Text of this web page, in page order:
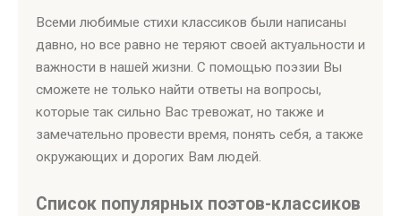
Всеми любимые стихи классиков были написаны
давно, но все равно не теряют своей актуальности и
важности в нашей жизни. С помощью поэзии Вы
сможете не только найти ответы на вопросы,
которые так сильно Вас тревожат, но также и
замечательно провести время, понять себя, а также
окружающих и дорогих Вам людей.
Список популярных поэтов-классиков